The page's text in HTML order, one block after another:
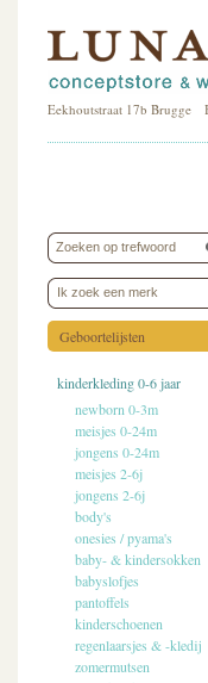
Eekhoutstraat 17b
Ik zoek een merk
Geboortelijsten
kinderkleding 0-6 jaar
newborn 0-3m
meisjes 0-24m
jongens 0-24m
meisjes 2-6j
jongens 2-6j
body's
onesies / pyama's
baby- & kindersokken
babyslofjes
pantoffels
kinderschoenen
regenlaarsjes & -kledij
zomermutsen